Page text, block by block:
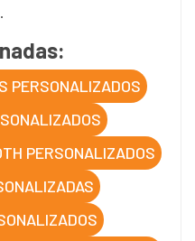
PERSONALIZADOS
PERSONALIZADOS